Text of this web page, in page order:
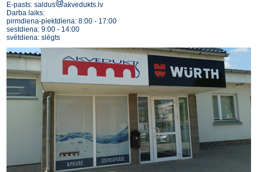
E-pasts: saldus
akvedukts.lv
Darba laiks:
pirmdiena-piektdiena: 8:00 - 17:00
sestdiena: 9:00 - 14:00
svētdiena: slēgts